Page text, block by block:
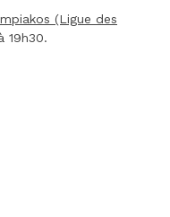
(Ligue des
19h30.